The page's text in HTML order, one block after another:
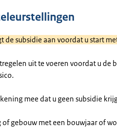
de subsidie aan voordat u start
uit te voeren voordat u
mee dat u geen subsidie
of gebouw met een bouwjaar of